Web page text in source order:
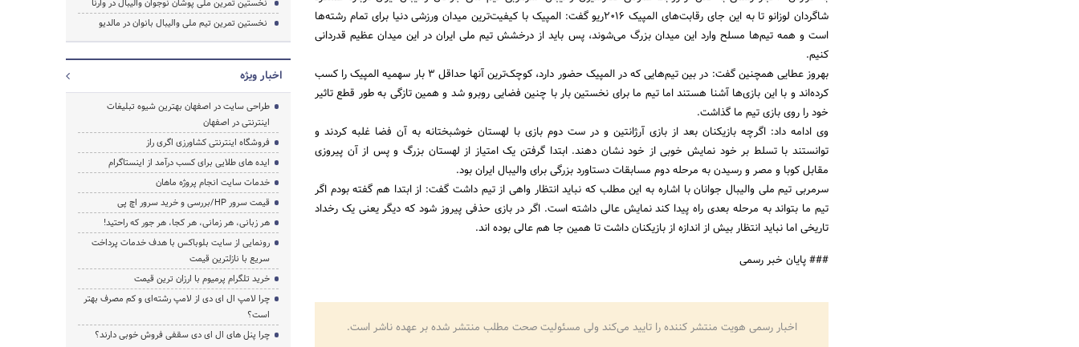
شاگردان لوزانو تا به این جای رقابت‌های المپیک 2016ریو گفت: المپیک با کیفیت‌ترین میدان ورزشی دنیا برای تمام رشته‌ها
است و همه تیم‌ها مسلح وارد این میدان بزرگ می‌شوند، پس باید از درخشش تیم ملی ایران در این میدان عظیم قدردانی
کنیم.
بهروز عطایی همچنین گفت: در بین تیم‌هایی که در المپیک حضور دارد، کوچک‌ترین آنها حداقل 3 بار سهمیه المپیک را کسب
کرده‌اند و با این بازی‌ها آشنا هستند اما تیم ما برای نخستین بار با چنین فضایی روبرو ‌شد و همین تازگی به طور قطع تاثیر
خود را روی بازی تیم ما گذاشت.
وی ادامه داد: اگرچه بازیکنان بعد از بازی آرژانتین و در ست دوم بازی با لهستان خوشبختانه به آن فضا غلبه کردند و
توانستند با تسلط بر خود نمایش خوبی از خود نشان دهند. ابتدا گرفتن یک امتیاز از لهستان بزرگ و پس از آن پیروزی
مقابل کوبا و مصر و رسیدن به مرحله دوم مسابقات دستاورد بزرگی برای والیبال ایران بود.
سرمربی تیم ملی والیبال جوانان با اشاره به این مطلب که نباید انتظار واهی از تیم داشت گفت: از ابتدا هم گفته بودم اگر
تیم ما بتواند به مرحله بعدی راه پیدا کند نمایش عالی داشته است. اگر در بازی حذفی پیروز شود که دیگر یعنی یک رخداد
تاریخی اما نباید انتظار بیش از اندازه از بازیکنان داشت تا همین جا هم عالی بوده اند.
### پایان خبر رسمی
اخبار رسمی هویت منتشر کننده را تایید می‌کند ولی مسئولیت صحت مطلب منتشر شده بر عهده ناشر است.
نخستین تمرین ملی پوشان نوجوان والیبال در وارنا
نخستین تمرین تیم ملی والیبال بانوان در مالدیو
اخبار ویژه
طراحی سایت در اصفهان بهترین شیوه تبلیغات
اینترنتی در اصفهان
فروشگاه اینترنتی کشاورزی اگری راز
ایده های طلایی برای کسب درآمد از اینستاگرام
خدمات سایت انجام پروژه ماهان
قیمت سرور HP/بررسی و خرید سرور اچ پی
هر زبانی، هر زمانی، هر کجا، هر جور که راحتید!
رونمایی از سایت بلوباکس با هدف خدمات پرداخت
سریع با نازلترین قیمت
خرید تلگرام پرمیوم با ارزان ترین قیمت
چرا لامپ ال ای دی از لامپ رشته‌ای و کم مصرف بهتر
است؟
چرا پنل های ال ای دی سقفی فروش خوبی دارند؟